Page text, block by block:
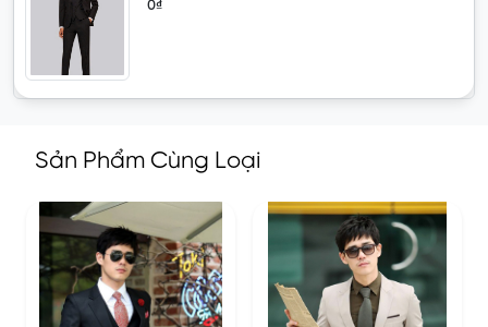
0₫
Sản Phẩm Cùng Loại